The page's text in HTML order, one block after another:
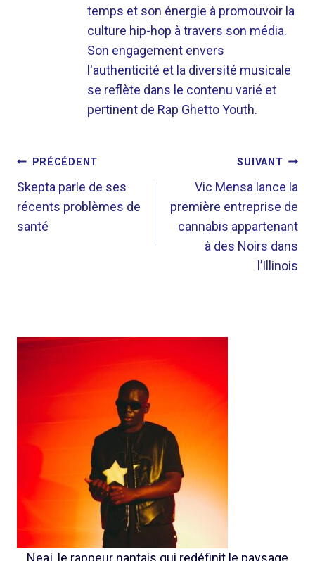
temps et son énergie à promouvoir la
culture hip-hop à travers son média.
Son engagement envers
l'authenticité et la diversité musicale
se reflète dans le contenu varié et
pertinent de Rap Ghetto Youth.
NAVIGATION
DE
L’ARTICLE
PRÉCÉDENT
Skepta parle de ses
récents problèmes de
santé
SUIVANT
Vic Mensa lance la
première entreprise de
cannabis appartenant
à des Noirs dans
l’Illinois
Neaj, le rappeur nantais qui redéfinit le paysage